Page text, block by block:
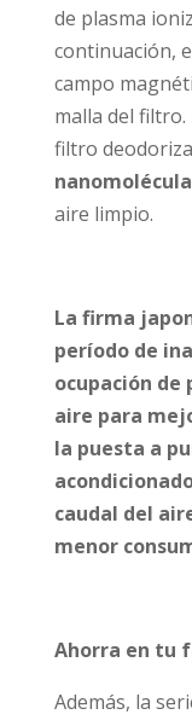
de plasma
continuación,
campo
malla del
filtro
aire limpio.
La firma
período de
ocupación
aire para
la puesta a
caudal del
menor
Ahorra en tu
Además, la